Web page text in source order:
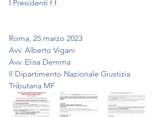
I Presidenti f.f.
Roma, 25 marzo 2023
Avv. Alberto Vigani
Avv. Elisa Demma
Il Dipartimento Nazionale Giustizia
Tributaria MF